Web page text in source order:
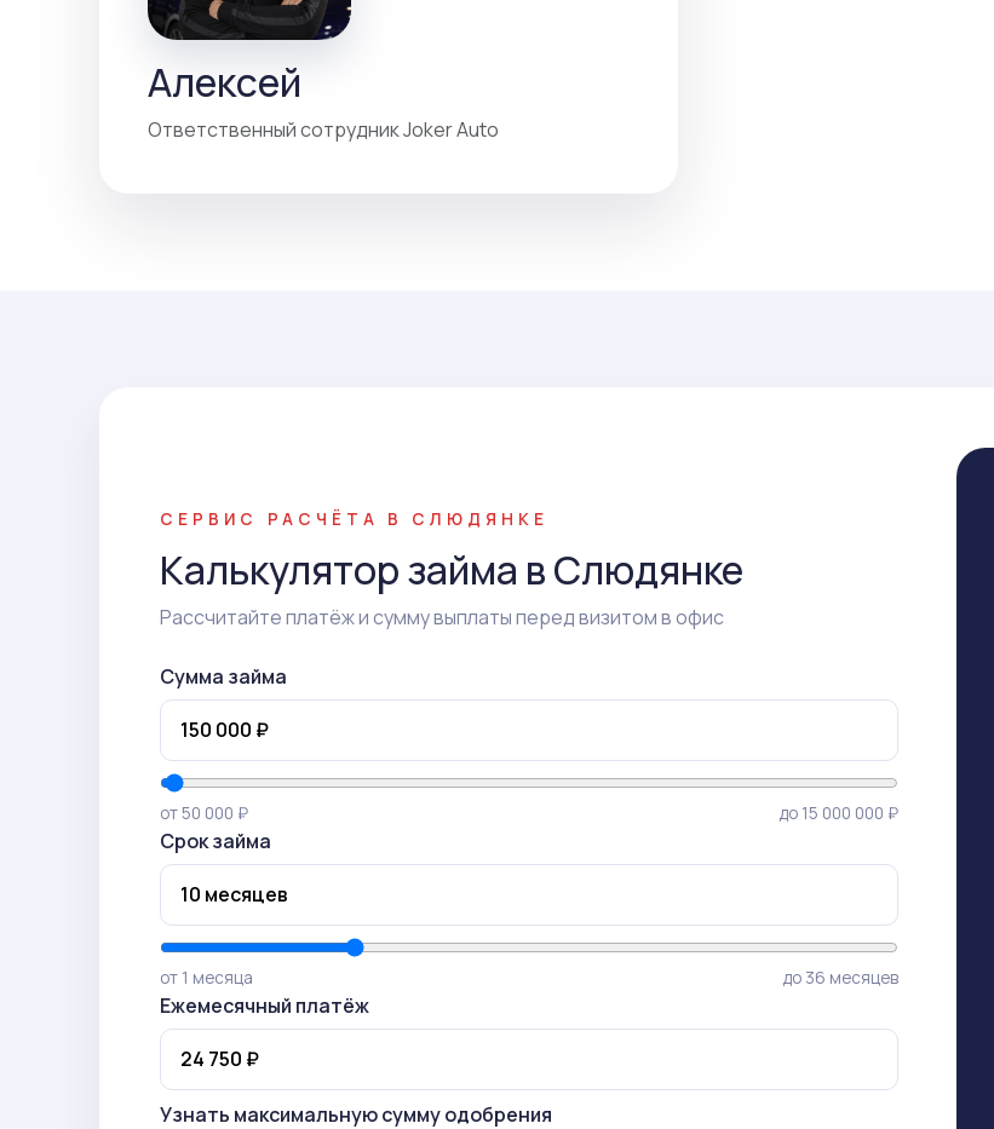
Алексей
Ответственный сотрудник Joker Auto
СЕРВИС РАСЧЁТА В СЛЮДЯНКЕ
Калькулятор займа в Слюдянке
Рассчитайте платёж и сумму выплаты перед визитом в офис
Сумма займа
от 50 000 ₽ до 15 000 000 ₽
Срок займа
от 1 месяца до 36 месяцев
Ежемесячный платёж
Узнать максимальную сумму одобрения